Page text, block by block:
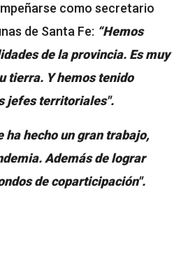
como secretario
de Santa Fe: “Hemos
de la provincia. Es muy
tierra. Y hemos tenido
jefes territoriales".
ha hecho un gran trabajo,
Además de lograr
de coparticipación".